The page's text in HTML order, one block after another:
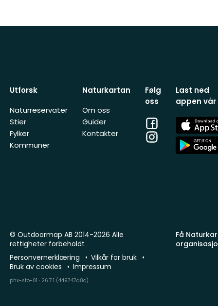
Utforsk
Naturreservater
Stier
Fylker
Kommuner
Naturkartan
Om oss
Guider
Kontakter
Følg
oss
Facebook
Instagram
Last ned
appen vår
App
Store
App
Store
Få
© Outdoormap AB 2014-2026 Alle
rettigheter forbeholdt
Personvernerklæring
Vilkår for bruk
Bruk av cookies
Impressum
phx-sto-01 · 26.7.1 (449747a8c)